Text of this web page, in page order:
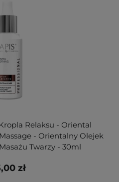
Relaksu - Oriental
- Orientalny Olejek
Twarzy - 30ml
zł